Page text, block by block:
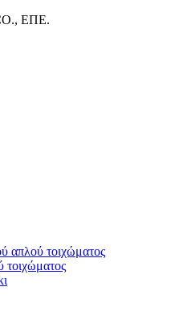
ΕΠΕ.
απλού τοιχώματος
τοιχώματος